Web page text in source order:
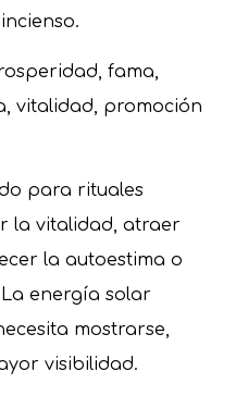
fama,
vitalidad, promoción
para rituales
la vitalidad, atraer
la autoestima o
energía solar
mostrarse,
visibilidad.